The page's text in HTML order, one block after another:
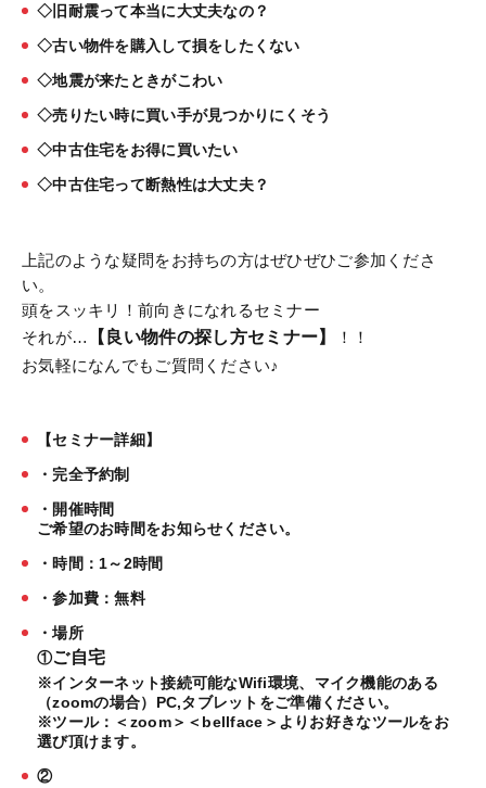
◇旧耐震って本当に大丈夫なの？
◇古い物件を購入して損をしたくない
◇地震が来たときがこわい
◇売りたい時に買い手が見つかりにくそう
◇中古住宅をお得に買いたい
◇中古住宅って断熱性は大丈夫？
上記のような疑問をお持ちの方はぜひぜひご参加くださ
い。
頭をスッキリ！前向きになれるセミナー
それが…
【良い物件の探し方セミナー】
！！
お気軽になんでもご質問ください♪
【セミナー詳細】
・完全予約制
・開催時間
ご希望のお時間をお知らせください。
・時間：1～2時間
・参加費：無料
・場所
①ご自宅
※インターネット接続可能なWifi環境、マイク機能のある
（zoomの場合）PC,タブレットをご準備ください。
※ツール：＜zoom＞＜bellface＞よりお好きなツールをお
選び頂けます。
②